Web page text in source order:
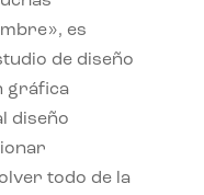
es
de diseño
gráfica
diseño
todo de la